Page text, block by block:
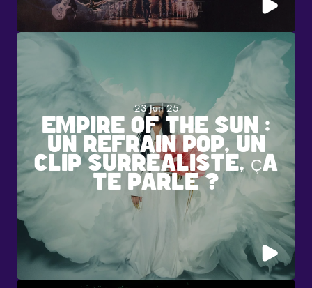
23 Juil 25
EMPIRE OF THE SUN :
UN REFRAIN POP, UN
CLIP SURRÉALISTE, ÇA
TE PARLE ?